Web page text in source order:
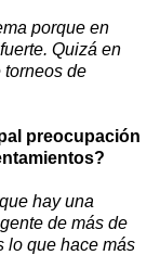
porque en
Quizá en
torneos de
preocupación
hay una
de más de
lo que hace más